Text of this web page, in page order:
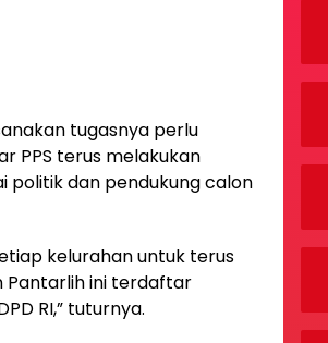
tugasnya perlu
PPS terus melakukan
dan pendukung calon
kelurahan untuk terus
Pantarlih ini terdaftar
RI,” tuturnya.